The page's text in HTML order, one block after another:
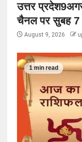
उत्तर
चैनल पर सुबह
August 9, 2026
1 min read